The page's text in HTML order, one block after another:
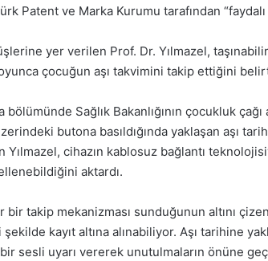
Patent ve Marka Kurumu tarafından
yer verilen Prof. Dr. Yılmazel,
çocuğun aşı takvimini takip ettiğini
bölümünde Sağlık Bakanlığının çocukluk
üzerindeki butona basıldığında yaklaşan aşı
Yılmazel, cihazın kablosuz bağlantı
aktardı.
bir takip mekanizması sunduğunun altını
kayıt altına alınabiliyor. Aşı tarihine
sesli uyarı vererek unutulmaların önüne